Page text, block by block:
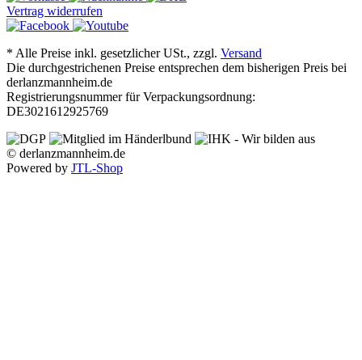
Vertrag widerrufen
* Alle Preise inkl. gesetzlicher USt., zzgl. Versand
Die durchgestrichenen Preise entsprechen dem bisherigen Preis bei
derlanzmannheim.de
Registrierungsnummer für Verpackungsordnung:
DE3021612925769
© derlanzmannheim.de
Powered by JTL-Shop